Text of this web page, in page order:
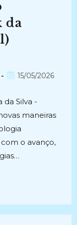
da
Post15/05/2026
da Silva -
maneiras
o avanço,